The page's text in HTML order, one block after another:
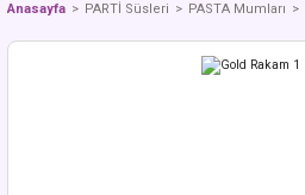
Anasayfa PARTİ Süsleri PASTA Mumları